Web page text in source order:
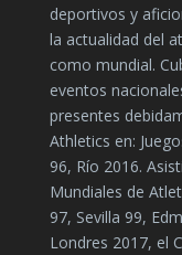
deportivos y
la actualidad del
como mundial.
eventos
presentes
Athletics en:
96, Río 2016.
Mundiales de
97, Sevilla 99,
Londres 2017, el